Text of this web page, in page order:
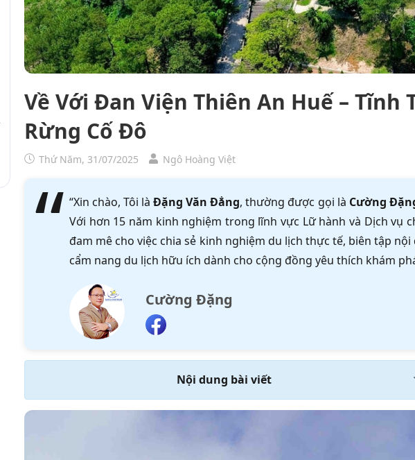
Về Với Đan Viện Thiên An Huế – Tĩnh
Rừng Cố Đô
Thứ Năm, 31/07/2025 Ngô Hoàng Việt
“Xin chào, Tôi làĐặng Văn Đẳng, thường được gọi là Cường
Với hơn 15 năm kinh nghiệm trong lĩnh vực Lữ hành và Dịch vụ
đam mê cho việc chia sẻ kinh nghiệm du lịch thực tế, biên tập
cẩm nang du lịch hữu ích dành cho cộng đồng yêu thích khám
Cường Đặng
Nội dung bài viết